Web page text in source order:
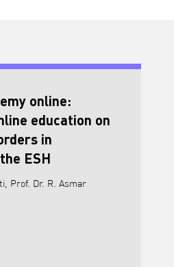
online:
education on
in
ESH
Prof. Dr. R. Asmar
Academy online: innovation in the